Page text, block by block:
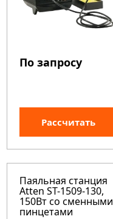
По запросу
Рассчитать
Паяльная станция
Atten ST-1509-130,
150Вт со сменными
пинцетами